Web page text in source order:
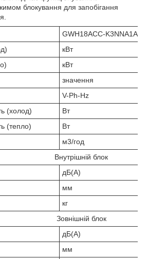
блокування для запобігання
GWH18ACС-K3NNA1A
кВт
кВт
значення
V-Ph-Hz
(холод)
Вт
(тепло)
Вт
м3/год
блок
дБ(А)
мм
кг
блок
дБ(А)
мм